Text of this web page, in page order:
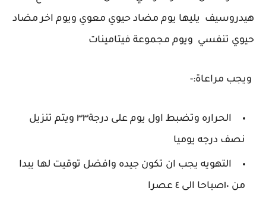
هيدروسيف يليها يوم مضاد حيوي معوي ويوم اخر مضاد
حيوي تنفسي ويوم مجموعة فيتامينات
ويجب مراعاة:-
الحراره وتضبط اول يوم على درجة٣٣ ويتم تنزيل
نصف درجه يوميا
التهويه يجب ان تكون جيده وافضل توقيت لها يبدا
من ١٠صباحا الى ٤ عصرا